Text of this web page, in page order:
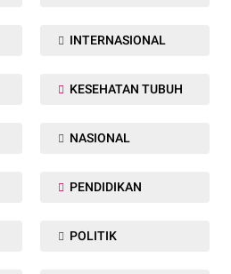
INTERNASIONAL
KESEHATAN TUBUH
NASIONAL
PENDIDIKAN
POLITIK